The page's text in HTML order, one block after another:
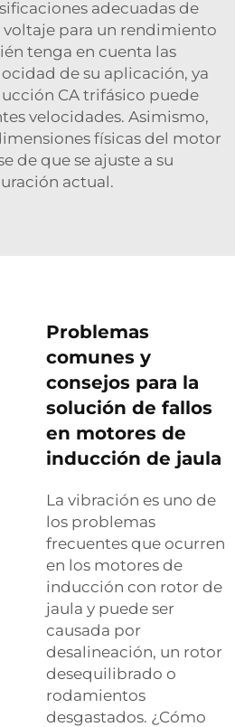
adecuadas de
voltaje para un rendimiento
tenga en cuenta las
de su aplicación, ya
CA trifásico puede
velocidades. Asimismo,
físicas del motor
de que se ajuste a su
actual.
Problemas
comunes y
consejos para la
solución de fallos
en motores de
inducción de jaula
La vibración‍‌‍‍‌‍‌‍‍‌ es uno de
los problemas
frecuentes que ocurren
en los motores de
inducción con rotor de
jaula y puede ser
causada por
desalineación, un rotor
desequilibrado o
rodamientos
desgastados. ¿Cómo